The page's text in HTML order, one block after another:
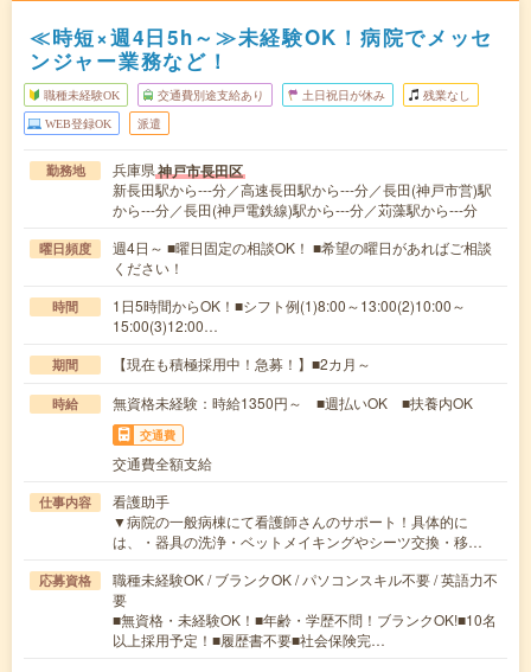
≪時短×週4日5h～≫未経験OK！病院でメッセ
ンジャー業務など！
職種未経験OK 交通費別途支給あり 土日祝日が休み 残業なし
WEB登録OK 派遣
勤務地 兵庫県神戸市長田区
新長田駅から---分／高速長田駅から---分／長田(神戸市営)駅
から---分／長田(神戸電鉄線)駅から---分／苅藻駅から---分
曜日頻度
週4日～ ■曜日固定の相談OK！ ■希望の曜日があればご相談
ください！
時間
1日5時間からOK！■シフト例(1)8:00～13:00(2)10:00～
15:00(3)12:00…
期間 【現在も積極採用中！急募！】■2カ月～
時給 無資格未経験：時給1350円～ ■週払いOK ■扶養内OK
交通費
交通費全額支給
仕事内容
看護助手
▼病院の一般病棟にて看護師さんのサポート！具体的に
は、・器具の洗浄・ベットメイキングやシーツ交換・移…
応募資格
職種未経験OK / ブランクOK / パソコンスキル不要 / 英語力不
要
■無資格・未経験OK！■年齢・学歴不問！ブランクOK!■10名
以上採用予定！■履歴書不要■社会保険完…